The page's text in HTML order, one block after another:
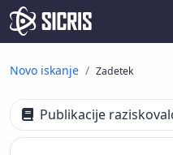
Novo iskanje Zadetek
Publikacije